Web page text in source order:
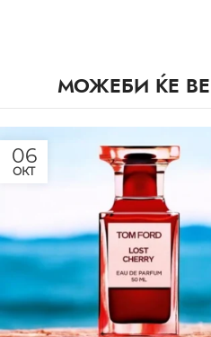
МОЖЕБИ ЌЕ
06
ОКТ